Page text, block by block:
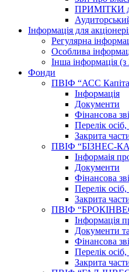
ПРИМІТКИ до
Інформація для
Регулярна
Особлива
Інша інформація
Фонди
ПВІФ “АСС
Інформація
Документи
Фінансова
Перелік
Закрита
ПВІФ “БІЗНЕС-
Інформаія
Документи
Фінансова
Перелік
Закрита
ПВІФ
Інформація
Документи
Фінансова
Перелік
Закрита